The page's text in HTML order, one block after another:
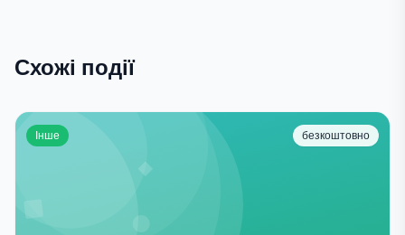
Схожі події
Інше безкоштовно